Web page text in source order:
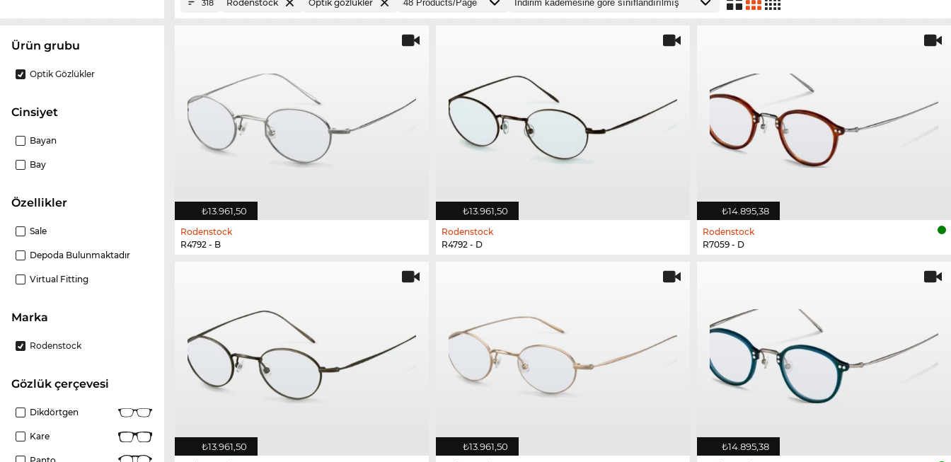
ürün grubu
Optik Gözlükler
Cinsiyet
Bayan
Bay
Özellikler
Sale
Depoda Bulunmaktadır
Virtual Fitting
Marka
Rodenstock
gözlük çerçevesi
Dikdörtgen
Kare
318 Rodenstock Optik gözlükler
₺13.961,50
Rodenstock
R4792 - B
₺13.961,50
Rodenstock
R4792 - D
₺14.895,38
Rodenstock
R7059 - D
₺13.961,50 ₺13.961,50 ₺14.895,38